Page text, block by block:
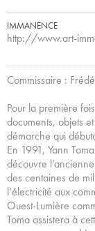
IMMANENCE
http://www.art-
Commissaire :
Pour la première
documents, objets
démarche qui
En 1991, Yann
découvre
des centaines de
l’électricité aux
Ouest-Lumière
Toma assistera à